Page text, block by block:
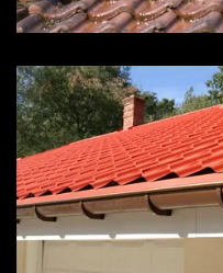
Devis pose